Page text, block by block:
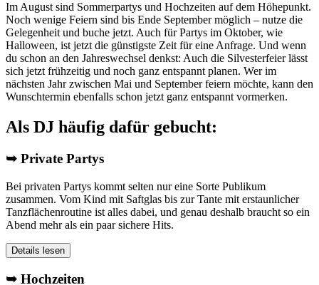
Im August sind Sommerpartys und Hochzeiten auf dem Höhepunkt.
Noch wenige Feiern sind bis Ende September möglich – nutze die
Gelegenheit und buche jetzt. Auch für Partys im Oktober, wie
Halloween, ist jetzt die günstigste Zeit für eine Anfrage. Und wenn
du schon an den Jahreswechsel denkst: Auch die Silvesterfeier lässt
sich jetzt frühzeitig und noch ganz entspannt planen. Wer im
nächsten Jahr zwischen Mai und September feiern möchte, kann den
Wunschtermin ebenfalls schon jetzt ganz entspannt vormerken.
Als DJ häufig dafür gebucht:
➥ Private Partys
Bei privaten Partys kommt selten nur eine Sorte Publikum
zusammen. Vom Kind mit Saftglas bis zur Tante mit erstaunlicher
Tanzflächenroutine ist alles dabei, und genau deshalb braucht so ein
Abend mehr als ein paar sichere Hits.
Details lesen
➥ Hochzeiten